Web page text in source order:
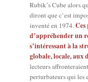
Rubik’s Cube alors
diront que c’est
inven­té en 1974.
d’appréhender un
s’intéressant à la
glo­bale, locale, aux
lec­teurs
per­tur­ba­teurs qui les